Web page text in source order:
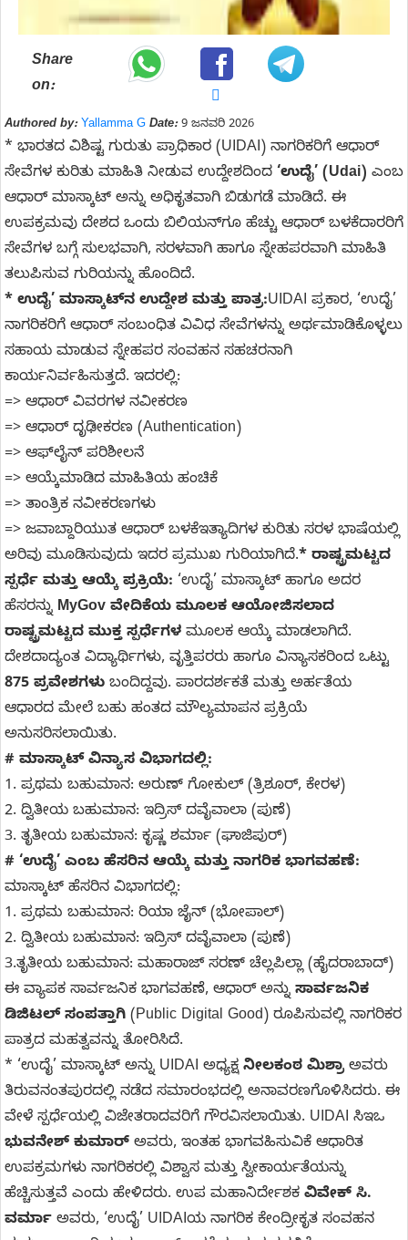
Share
on:
Authored by: Yallamma G Date:9 ಜನವರಿ 2026
* ಭಾರತದ ವಿಶಿಷ್ಟ ಗುರುತು ಪ್ರಾಧಿಕಾರ (UIDAI) ನಾಗರಿಕರಿಗೆ ಆಧಾರ್
ಸೇವೆಗಳ ಕುರಿತು ಮಾಹಿತಿ ನೀಡುವ ಉದ್ದೇಶದಿಂದ ‘ಉದೈ’ (Udai) ಎಂಬ
ಆಧಾರ್ ಮಾಸ್ಕಾಟ್ ಅನ್ನು ಅಧಿಕೃತವಾಗಿ ಬಿಡುಗಡೆ ಮಾಡಿದೆ. ಈ
ಉಪಕ್ರಮವು ದೇಶದ ಒಂದು ಬಿಲಿಯನ್‌ಗೂ ಹೆಚ್ಚು ಆಧಾರ್ ಬಳಕೆದಾರರಿಗೆ
ಸೇವೆಗಳ ಬಗ್ಗೆ ಸುಲಭವಾಗಿ, ಸರಳವಾಗಿ ಹಾಗೂ ಸ್ನೇಹಪರವಾಗಿ ಮಾಹಿತಿ
ತಲುಪಿಸುವ ಗುರಿಯನ್ನು ಹೊಂದಿದೆ.
* ಉದೈ’ ಮಾಸ್ಕಾಟ್‌ನ ಉದ್ದೇಶ ಮತ್ತು ಪಾತ್ರ:UIDAI ಪ್ರಕಾರ, ‘ಉದೈ’
ನಾಗರಿಕರಿಗೆ ಆಧಾರ್ ಸಂಬಂಧಿತ ವಿವಿಧ ಸೇವೆಗಳನ್ನು ಅರ್ಥಮಾಡಿಕೊಳ್ಳಲು
ಸಹಾಯ ಮಾಡುವ ಸ್ನೇಹಪರ ಸಂವಹನ ಸಹಚರನಾಗಿ
ಕಾರ್ಯನಿರ್ವಹಿಸುತ್ತದೆ. ಇದರಲ್ಲಿ:
=> ಆಧಾರ್ ವಿವರಗಳ ನವೀಕರಣ
=> ಆಧಾರ್ ದೃಢೀಕರಣ (Authentication)
=> ಆಫ್‌ಲೈನ್ ಪರಿಶೀಲನೆ
=> ಆಯ್ಕೆಮಾಡಿದ ಮಾಹಿತಿಯ ಹಂಚಿಕೆ
=> ತಾಂತ್ರಿಕ ನವೀಕರಣಗಳು
=> ಜವಾಬ್ದಾರಿಯುತ ಆಧಾರ್ ಬಳಕೆಇತ್ಯಾದಿಗಳ ಕುರಿತು ಸರಳ ಭಾಷೆಯಲ್ಲಿ
ಅರಿವು ಮೂಡಿಸುವುದು ಇದರ ಪ್ರಮುಖ ಗುರಿಯಾಗಿದೆ.* ರಾಷ್ಟ್ರಮಟ್ಟದ
ಸ್ಪರ್ಧೆ ಮತ್ತು ಆಯ್ಕೆ ಪ್ರಕ್ರಿಯೆ: ‘ಉದೈ’ ಮಾಸ್ಕಾಟ್ ಹಾಗೂ ಅದರ
ಹೆಸರನ್ನು MyGov ವೇದಿಕೆಯ ಮೂಲಕ ಆಯೋಜಿಸಲಾದ
ರಾಷ್ಟ್ರಮಟ್ಟದ ಮುಕ್ತ ಸ್ಪರ್ಧೆಗಳ ಮೂಲಕ ಆಯ್ಕೆ ಮಾಡಲಾಗಿದೆ.
ದೇಶದಾದ್ಯಂತ ವಿದ್ಯಾರ್ಥಿಗಳು, ವೃತ್ತಿಪರರು ಹಾಗೂ ವಿನ್ಯಾಸಕರಿಂದ ಒಟ್ಟು
875 ಪ್ರವೇಶಗಳು ಬಂದಿದ್ದವು. ಪಾರದರ್ಶಕತೆ ಮತ್ತು ಅರ್ಹತೆಯ
ಆಧಾರದ ಮೇಲೆ ಬಹು ಹಂತದ ಮೌಲ್ಯಮಾಪನ ಪ್ರಕ್ರಿಯೆ
ಅನುಸರಿಸಲಾಯಿತು.
# ಮಾಸ್ಕಾಟ್ ವಿನ್ಯಾಸ ವಿಭಾಗದಲ್ಲಿ:
1. ಪ್ರಥಮ ಬಹುಮಾನ: ಅರುಣ್ ಗೋಕುಲ್ (ತ್ರಿಶೂರ್, ಕೇರಳ)
2. ದ್ವಿತೀಯ ಬಹುಮಾನ: ಇದ್ರಿಸ್ ದವೈವಾಲಾ (ಪುಣೆ)
3. ತೃತೀಯ ಬಹುಮಾನ: ಕೃಷ್ಣ ಶರ್ಮಾ (ಘಾಜಿಪುರ್)
# ‘ಉದೈ’ ಎಂಬ ಹೆಸರಿನ ಆಯ್ಕೆ ಮತ್ತು ನಾಗರಿಕ ಭಾಗವಹಣೆ:
ಮಾಸ್ಕಾಟ್ ಹೆಸರಿನ ವಿಭಾಗದಲ್ಲಿ:
1. ಪ್ರಥಮ ಬಹುಮಾನ: ರಿಯಾ ಜೈನ್ (ಭೋಪಾಲ್)
2. ದ್ವಿತೀಯ ಬಹುಮಾನ: ಇದ್ರಿಸ್ ದವೈವಾಲಾ (ಪುಣೆ)
3.ತೃತೀಯ ಬಹುಮಾನ: ಮಹಾರಾಜ್ ಸರಣ್ ಚೆಲ್ಲಪಿಲ್ಲಾ (ಹೈದರಾಬಾದ್)
ಈ ವ್ಯಾಪಕ ಸಾರ್ವಜನಿಕ ಭಾಗವಹಣೆ, ಆಧಾರ್ ಅನ್ನು ಸಾರ್ವಜನಿಕ
ಡಿಜಿಟಲ್ ಸಂಪತ್ತಾಗಿ (Public Digital Good) ರೂಪಿಸುವಲ್ಲಿ ನಾಗರಿಕರ
ಪಾತ್ರದ ಮಹತ್ವವನ್ನು ತೋರಿಸಿದೆ.
* ‘ಉದೈ’ ಮಾಸ್ಕಾಟ್ ಅನ್ನು UIDAI ಅಧ್ಯಕ್ಷನೀಲಕಂಠ ಮಿಶ್ರಾಅವರು
ತಿರುವನಂತಪುರದಲ್ಲಿ ನಡೆದ ಸಮಾರಂಭದಲ್ಲಿ ಅನಾವರಣಗೊಳಿಸಿದರು. ಈ
ವೇಳೆ ಸ್ಪರ್ಧೆಯಲ್ಲಿ ವಿಜೇತರಾದವರಿಗೆ ಗೌರವಿಸಲಾಯಿತು. UIDAI ಸಿಇಒ
ಭುವನೇಶ್ ಕುಮಾರ್ ಅವರು, ಇಂತಹ ಭಾಗವಹಿಸುವಿಕೆ ಆಧಾರಿತ
ಉಪಕ್ರಮಗಳು ನಾಗರಿಕರಲ್ಲಿ ವಿಶ್ವಾಸ ಮತ್ತು ಸ್ವೀಕಾರ್ಯತೆಯನ್ನು
ಹೆಚ್ಚಿಸುತ್ತವೆ ಎಂದು ಹೇಳಿದರು. ಉಪ ಮಹಾನಿರ್ದೇಶಕ ವಿವೇಕ್ ಸಿ.
ವರ್ಮಾ ಅವರು, ‘ಉದೈ’ UIDAIಯ ನಾಗರಿಕ ಕೇಂದ್ರೀಕೃತ ಸಂವಹನ